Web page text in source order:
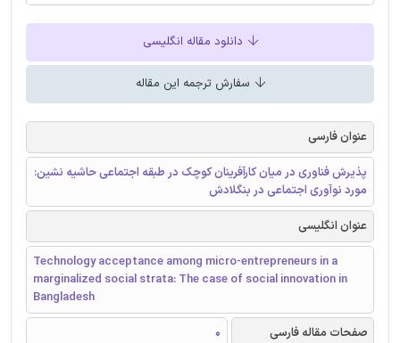
دانلود مقاله انگلیسی
سفارش ترجمه این مقاله
عنوان فارسی
پذیرش فناوری در میان کارآفرینان کوچک در طبقه اجتماعی حاشیه نشین:
مورد نوآوری اجتماعی در بنگلادش
عنوان انگلیسی
Technology acceptance among micro-entrepreneurs in a
marginalized social strata: The case of social innovation in
Bangladesh
صفحات مقاله فارسی
0